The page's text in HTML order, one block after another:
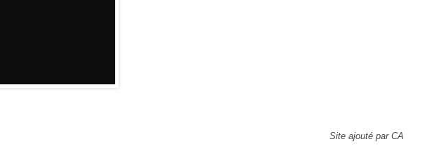
Site ajouté par CA